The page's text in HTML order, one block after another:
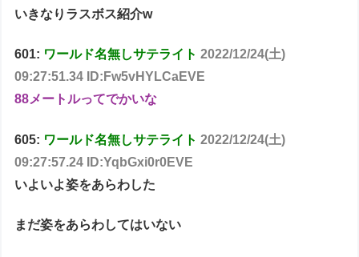
いきなりラスボス紹介w
601: ワールド名無しサテライト 2022/12/24(土)
09:27:51.34 ID:Fw5vHYLCaEVE
88メートルってでかいな
605: ワールド名無しサテライト 2022/12/24(土)
09:27:57.24 ID:YqbGxi0r0EVE
いよいよ姿をあらわした
まだ姿をあらわしてはいない